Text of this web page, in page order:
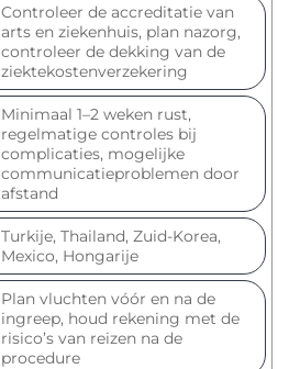
Controleer de accreditatie van
arts en ziekenhuis, plan nazorg,
controleer de dekking van de
ziektekostenverzekering
Minimaal 1–2 weken rust,
regelmatige controles bij
complicaties, mogelijke
communicatieproblemen door
afstand
Turkije, Thailand, Zuid-Korea,
Mexico, Hongarije
Plan vluchten vóór en na de
ingreep, houd rekening met de
risico’s van reizen na de
procedure